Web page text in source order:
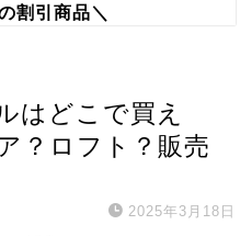
割引商品＼
はどこで買え
？ロフト？販売
2025年3月18日